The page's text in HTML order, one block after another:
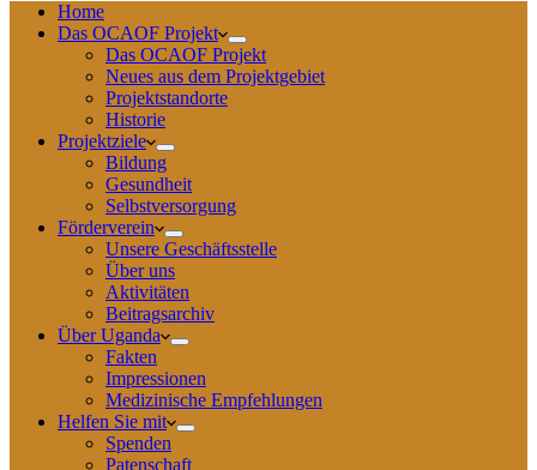
Home
Das OCAOF Projekt
Das OCAOF Projekt
Neues aus dem Projektgebiet
Projektstandorte
Historie
Projektziele
Bildung
Gesundheit
Selbstversorgung
Förderverein
Unsere Geschäftsstelle
Über uns
Aktivitäten
Beitragsarchiv
Über Uganda
Fakten
Impressionen
Medizinische Empfehlungen
Helfen Sie mit
Spenden
Patenschaft